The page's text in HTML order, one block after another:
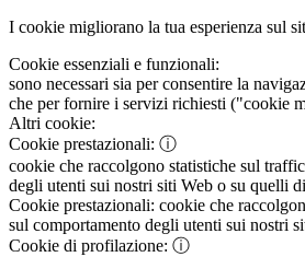
I cookie migliorano la tua esperienza sul
Cookie essenziali e funzionali:
sono necessari sia per consentire la
che per fornire i servizi richiesti ("cookie
Altri cookie:
Cookie prestazionali: ⓘ
cookie che raccolgono statistiche sul
degli utenti sui nostri siti Web o su quelli
Cookie prestazionali: cookie che
sul comportamento degli utenti sui nostri
Cookie di profilazione: ⓘ